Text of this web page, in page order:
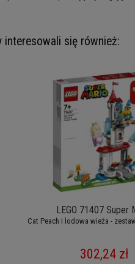
interesowali się również:
LEGO 71407 Super
Cat Peach i lodowa wieża -
302,24 zł